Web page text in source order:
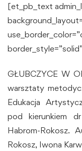
[et_pb_text
GŁUBCZYCE W
warsztaty
Edukacja
pod kierunkiem
Habrom-Rokosz.
Rokosz, Iwona